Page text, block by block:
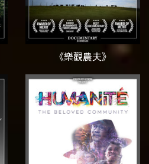
《樂觀農夫》